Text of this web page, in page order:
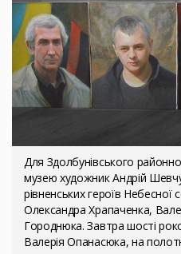
Для Здолбунівського
музею художник Андрій
рівненських героїв Небесної
Олександра Храпаченка,
Городнюка. Завтра шості
Валерія Опанасюка, на